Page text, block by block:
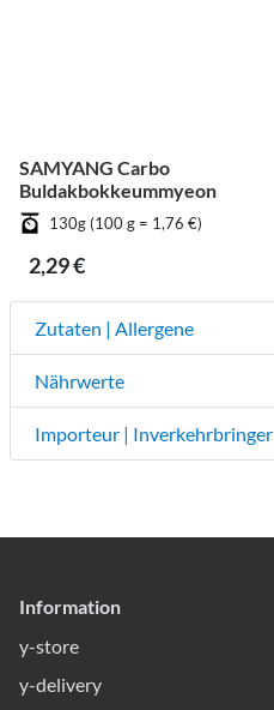
SAMYANG Carbo
Buldakbokkeummyeon
130g (100 g = 1,76 €)
2,29 €
Zutaten | Allergene
Nährwerte
Importeur | Inverkehrbringer
Information
y-store
y-delivery